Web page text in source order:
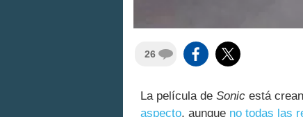
26
La película de Sonic está
aspecto, aunque no todas las